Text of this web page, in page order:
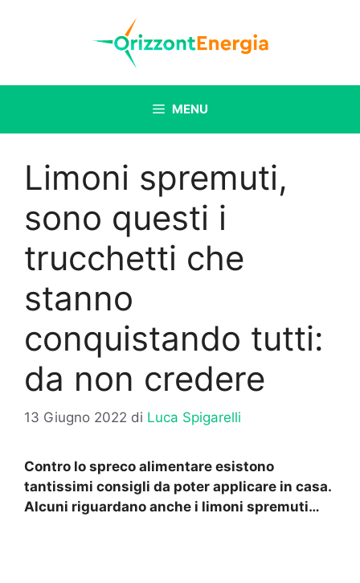
MENU
Limoni spremuti,
sono questi i
trucchetti che
stanno
conquistando tutti:
da non credere
13 Giugno 2022 di Luca Spigarelli
Contro lo spreco alimentare esistono
tantissimi consigli da poter applicare in casa.
Alcuni riguardano anche i limoni spremuti…